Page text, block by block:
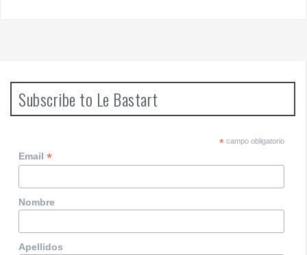
Subscribe to Le Bastart
*campo obligatorio
Email*
Nombre
Apellidos